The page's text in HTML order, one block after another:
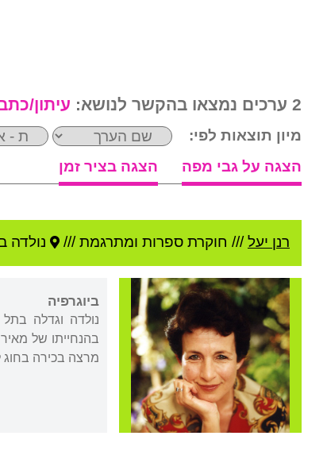
2 ערכים נמצאו בהקשר לנושא: עיתון/
מיון תוצאות לפי:
הצגה על גבי מפה
הצגה בציר זמן
רנן יעל/// חוקרת ספרות ומתרגמת /// נולדה
ביוגרפיה
נולדה וגדלה
בהנחייתו של
מרצה בכירה בחוג